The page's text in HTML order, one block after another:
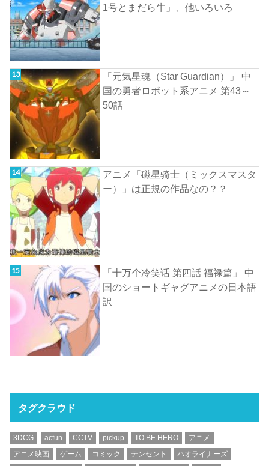
1号とまだら牛」、他いろいろ
「元気星魂（Star Guardian）」 中
国の勇者ロボット系アニメ 第43～
50話
アニメ「磁星骑士（ミックスマスタ
ー）」は正規の作品なの？？
「十万个冷笑话 第四話 福禄篇」 中
国のショートギャグアニメの日本語
訳
タグクラウド
3DCG acfun CCTV pickup TO BE HERO
アニメ
アニメ映画
ゲーム コミック テンセント
ハオライナーズ